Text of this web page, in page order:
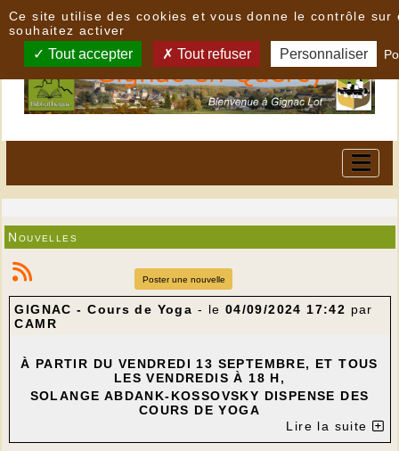
Nouvelles
Poster une nouvelle
GIGNAC - Cours de Yoga - le 04/09/2024 17:42 par
CAMR
À PARTIR DU VENDREDI 13 SEPTEMBRE, ET TOUS
LES VENDREDIS À 18 H,
SOLANGE ABDANK-KOSSOVSKY DISPENSE DES
COURS DE YOGA
DANS LA SALLE DE MOTRICITÉ DE L'ÉCOLE DE
GIGNAC
Lire la suite
Ce site utilise des cookies et vous donne le contrôle sur
souhaitez activer
Tout accepter Tout refuser Personnaliser